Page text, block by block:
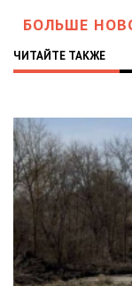
БОЛЬШЕ
ЧИТАЙТЕ ТАКЖЕ